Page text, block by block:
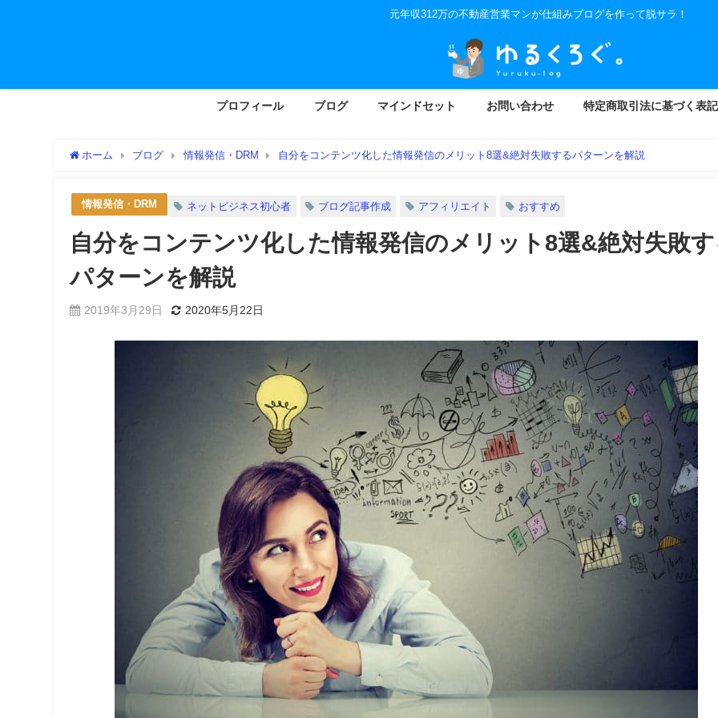
元年収312万の不動産営業マンが仕組みブログを作って脱サラ！
プロフィール ブログ マインドセット お問い合わせ 特定商取引法に基づく表記
ホーム ブログ 情報発信・DRM 自分をコンテンツ化した情報発信のメリット8選&絶対失敗するパターンを解説
情報発信・DRM ネットビジネス初心者 ブログ記事作成 アフィリエイト おすすめ
自分をコンテンツ化した情報発信のメリット8選&絶対失敗
パターンを解説
2019年3月29日 2020年5月22日